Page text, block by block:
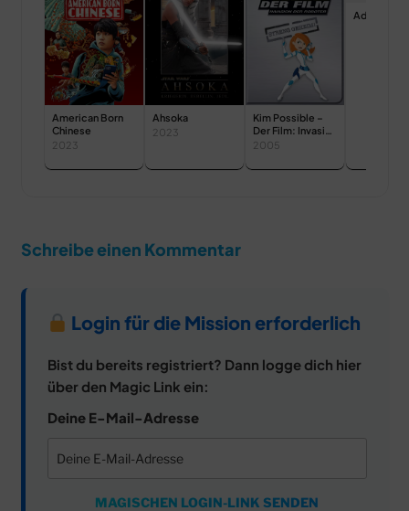
American Born
Chinese
2023
Ahsoka
2023
Kim Possible –
Der Film: Invasion
der Roboter
2005
Advice on
Schreibe einen Kommentar
Login für die Mission erforderlich
Bist du bereits registriert? Dann logge dich hier
über den Magic Link ein:
Deine E-Mail-Adresse
MAGISCHEN LOGIN-LINK SENDEN